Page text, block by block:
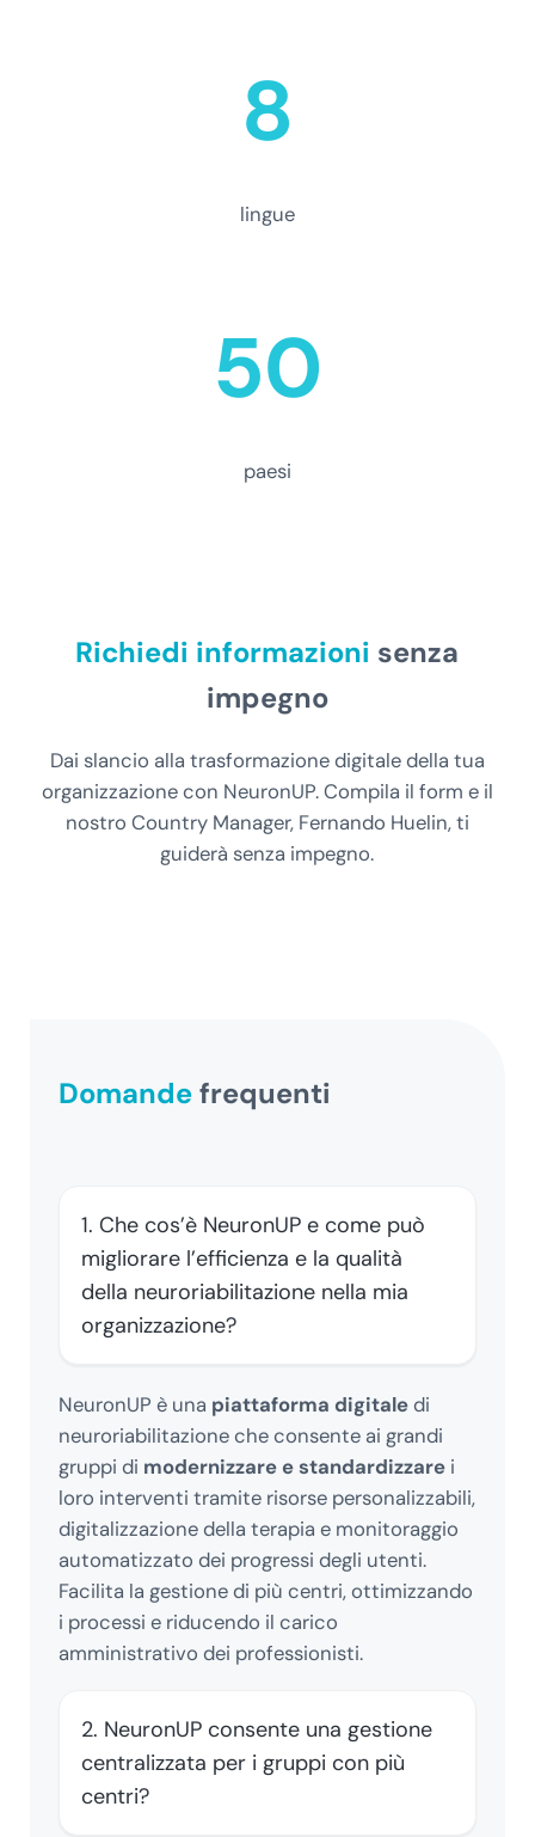
8
lingue
50
paesi
Richiedi informazioni senza
impegno
Dai slancio alla trasformazione digitale della tua
organizzazione con NeuronUP. Compila il form e il
nostro Country Manager, Fernando Huelin, ti
guiderà senza impegno.
Domandefrequenti
1. Che cos’è NeuronUP e come può
migliorare l’efficienza e la qualità
della neuroriabilitazione nella mia
organizzazione?
NeuronUP è una piattaforma digitaledi
neuroriabilitazione che consente ai grandi
gruppi di modernizzare e standardizzarei
loro interventi tramite risorse personalizzabili,
digitalizzazione della terapia e monitoraggio
automatizzato dei progressi degli utenti.
Facilita la gestione di più centri, ottimizzando
i processi e riducendo il carico
amministrativo dei professionisti.
2. NeuronUP consente una gestione
centralizzata per i gruppi con più
centri?